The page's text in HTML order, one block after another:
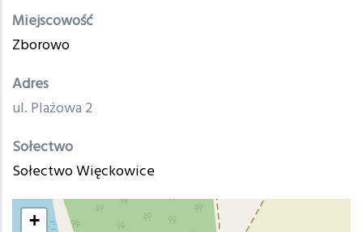
Miejscowość
Zborowo
Adres
ul. Plażowa 2
Sołectwo
Sołectwo Więckowice
+